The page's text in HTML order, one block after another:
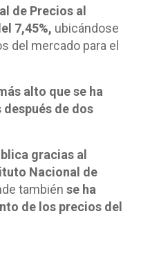
de Precios al
7,45%, ubicándose
del mercado para el
alto que se ha
de dos
gracias al
Nacional de
también se ha
de los precios del